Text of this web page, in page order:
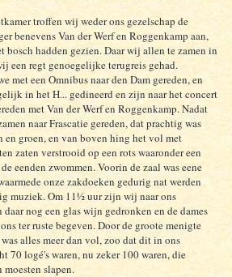
troffen wij weder ons gezelschap de
benevens Van der Werf en Roggenkamp aan,
bosch hadden gezien. Daar wij allen te zamen in
een regt genoegelijke terugreis gehad.
met een Omnibus naar den Dam gereden, en
in het H... gedineerd en zijn naar het concert
met Van der Werf en Roggenkamp. Nadat
naar Frascatie gereden, dat prachtig was
en groen, en van boven hing het vol met
zaten verstrooid op een rots waaronder een
eenden zwommen. Voorin de zaal was eene
onze zakdoeken gedurig nat werden
muziek. Om 11½ uur zijn wij naar ons
nog een glas wijn gedronken en de dames
ter ruste begeven. Door de groote menigte
alles meer dan vol, zoo dat dit in ons
70 logé's waren, nu zeker 100 waren, die
slapen.